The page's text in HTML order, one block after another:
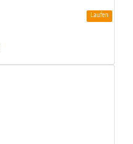
Laufen